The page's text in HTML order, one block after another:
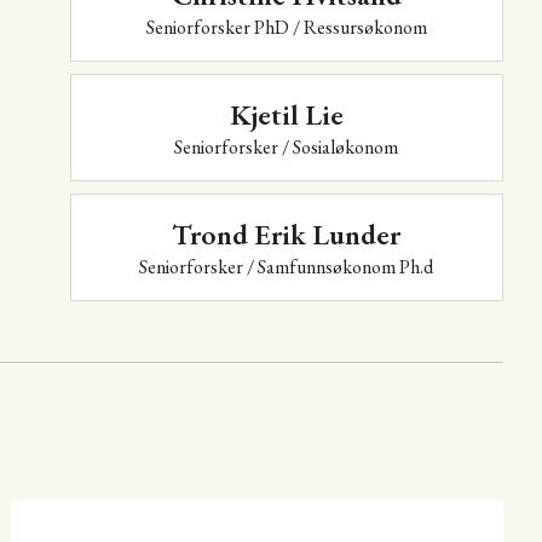
Seniorforsker PhD / Ressursøkonom
Kjetil Lie
Seniorforsker / Sosialøkonom
Trond Erik Lunder
Seniorforsker / Samfunnsøkonom Ph.d